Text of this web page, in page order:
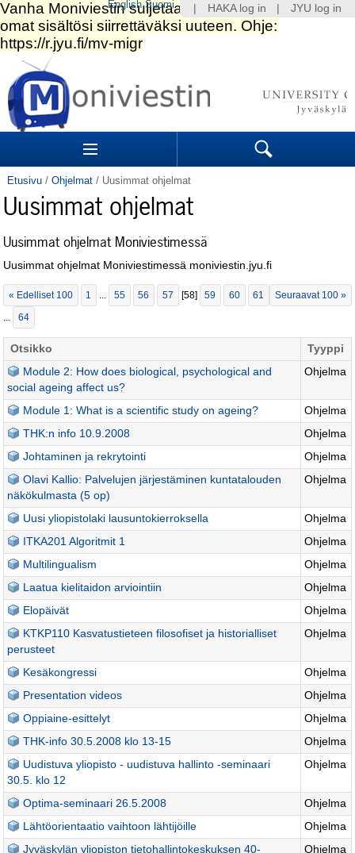
Siirry
sisältöön.
|
Siirry
navigointiin
Sections Search
Etusivu / Ohjelmat / Uusimmat ohjelmat
Uusimmat ohjelmat
Uusimmat ohjelmat Moniviestimessä
Uusimmat ohjelmat Moniviestimessä moniviestin.jyu.fi
« Edelliset 100 Seuraavat 100 »
1 55 56 57 58] 59 60 61
64
Otsikko
Tyyppi
Module 2: How does biological, psychological and
social ageing affect us?
Ohjelma
Module 1: What is a scientific study on ageing?
Ohjelma
THK:n info 10.9.2008
Ohjelma
Johtaminen ja rekrytointi
Ohjelma
Olavi Kallio: Palvelujen järjestäminen kuntatalouden
näkökulmasta (5 op)
Ohjelma
Uusi yliopistolaki lausuntokierroksella
Ohjelma
ITKA201 Algoritmit 1
Ohjelma
Multilingualism
Ohjelma
Laatua kielitaidon arviointiin
Ohjelma
Elopäivät
Ohjelma
KTKP110 Kasvatustieteen filosofiset ja historialliset
perusteet
Ohjelma
Kesäkongressi
Ohjelma
Presentation videos
Ohjelma
Oppiaine-esittelyt
Ohjelma
THK-info 30.5.2008 klo 13-15
Ohjelma
Uudistuva yliopisto - uudistuva hallinto -seminaari
30.5. klo 12
Ohjelma
Optima-seminaari 26.5.2008
Ohjelma
Lähtöorientaatio vaihtoon lähtijöille
Ohjelma
Jyväskylän yliopiston tietohallintokeskuksen 40-
Ohjelma
HAKA log in JYU log in
English Suomi